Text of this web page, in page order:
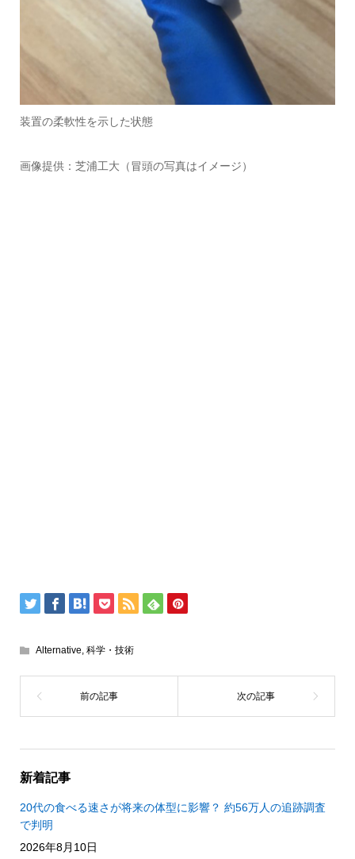
装置の柔軟性を示した状態
画像提供：芝浦工大（冒頭の写真はイメージ）
Alternative, 科学・技術
新着記事
20代の食べる速さが将来の体型に影響？ 約56万人の追跡調査
で判明
2026年8月10日